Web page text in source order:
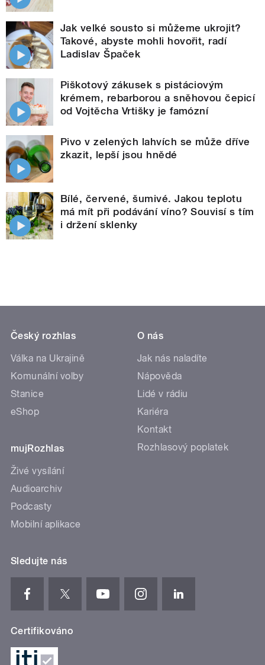
Jak velké sousto si můžeme ukrojit?
Takové, abyste mohli hovořit, radí
Ladislav Špaček
Piškotový zákusek s pistáciovým
krémem, rebarborou a sněhovou čepicí
od Vojtěcha Vrtišky je famózní
Pivo v zelených lahvích se může dříve
zkazit, lepší jsou hnědé
Bílé, červené, šumivé. Jakou teplotu
má mít při podávání víno? Souvisí s tím
i držení sklenky
Český rozhlas
Válka na Ukrajině
Komunální volby
Stanice
eShop
mujRozhlas
Živé vysílání
Audioarchiv
Podcasty
Mobilní aplikace
O nás
Jak nás naladíte
Nápověda
Lidé v rádiu
Kariéra
Kontakt
Rozhlasový poplatek
Sledujte nás
Certifikováno